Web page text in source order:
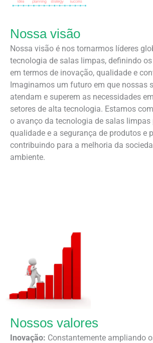
Nossa visão
Nossa visão é nos tornarmos líderes
tecnologia de salas limpas, definindo
em termos de inovação, qualidade e
Imaginamos um futuro em que nossas
atendam e superem as necessidades
setores de alta tecnologia. Estamos
o avanço da tecnologia de salas limpas
qualidade e a segurança de produtos e
contribuindo para a melhoria da
ambiente.
Nossos valores
Inovação: Constantemente ampliando